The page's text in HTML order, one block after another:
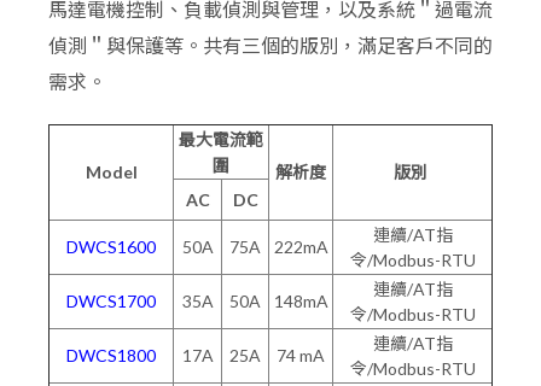
馬達電機控制、負載偵測與管理，以及系統＂過電流
偵測＂與保護等。共有三個的版別，滿足客戶不同的
需求。
Model
最大電流範
圍
解析度
版別
AC
DC
DWCS1600 50A 75A 222mA
連續/AT指
令/Modbus-RTU
DWCS1700
35A 50A 148mA
連續/AT指
令/Modbus-RTU
DWCS1800
17A 25A 74 mA
連續/AT指
令/Modbus-RTU